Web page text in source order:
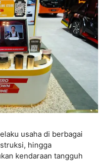
usaha di berbagai
hingga
kendaraan tangguh